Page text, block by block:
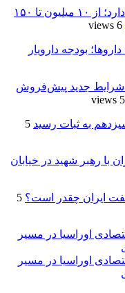
ریزش در بازار خودرو ادامه دارد؛ از ۱۰ میلیون تا ۱۵۰
6 views
بودجه دارویار
شرایط جدید پیش‌فروش
5 views
به ثبات رسید 5
با رهبر شهید در خیابان
ایران چقدر است؟ 5